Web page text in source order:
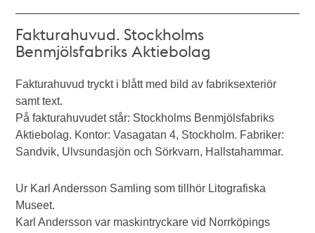
Fakturahuvud. Stockholms
Benmjölsfabriks Aktiebolag
Fakturahuvud tryckt i blått med bild av fabriksexteriör
samt text.
På fakturahuvudet står: Stockholms Benmjölsfabriks
Aktiebolag. Kontor: Vasagatan 4, Stockholm. Fabriker:
Sandvik, Ulvsundasjön och Sörkvarn, Hallstahammar.
Ur Karl Andersson Samling som tillhör Litografiska
Museet.
Karl Andersson var maskintryckare vid Norrköpings